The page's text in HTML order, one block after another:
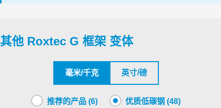
Underwriters Laboratories Inc.
Roxtec International AB
Roxtec International AB
其他 Roxtec G 框架 变体
毫米/千克 英寸/磅
推荐的产品 (6)
优质低碳钢 (48)